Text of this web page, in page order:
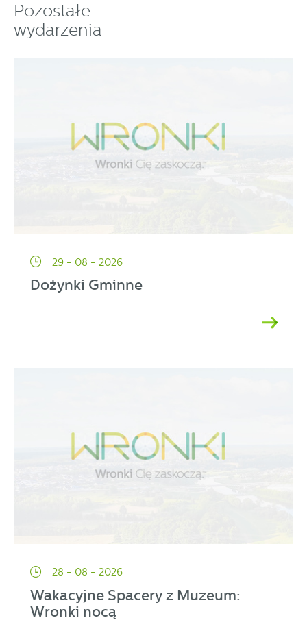
Pozostałe
wydarzenia
29 - 08 - 2026
Dożynki Gminne
28 - 08 - 2026
Wakacyjne Spacery z Muzeum:
Wronki nocą